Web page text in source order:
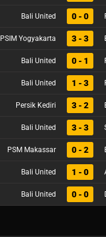
Bali United 0 - 0
PSIM Yogyakarta 3 - 3
Bali United 0 - 1
Bali United 1 - 3
Persik Kediri 3 - 2
Bali United 3 - 3
PSM Makassar 0 - 2
Bali United 1 - 0
Bali United 0 - 0